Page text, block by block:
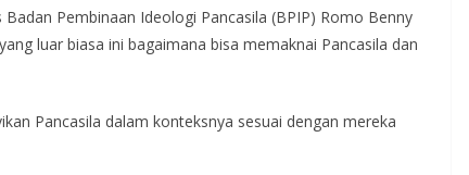
Pembinaan Ideologi Pancasila (BPIP) Romo Benny
luar biasa ini bagaimana bisa memaknai Pancasila dan
Pancasila dalam konteksnya sesuai dengan mereka